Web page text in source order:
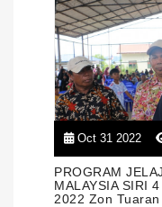
Oct 31 2022
PROGRAM
MALAYSIA SIRI
2022 Zon